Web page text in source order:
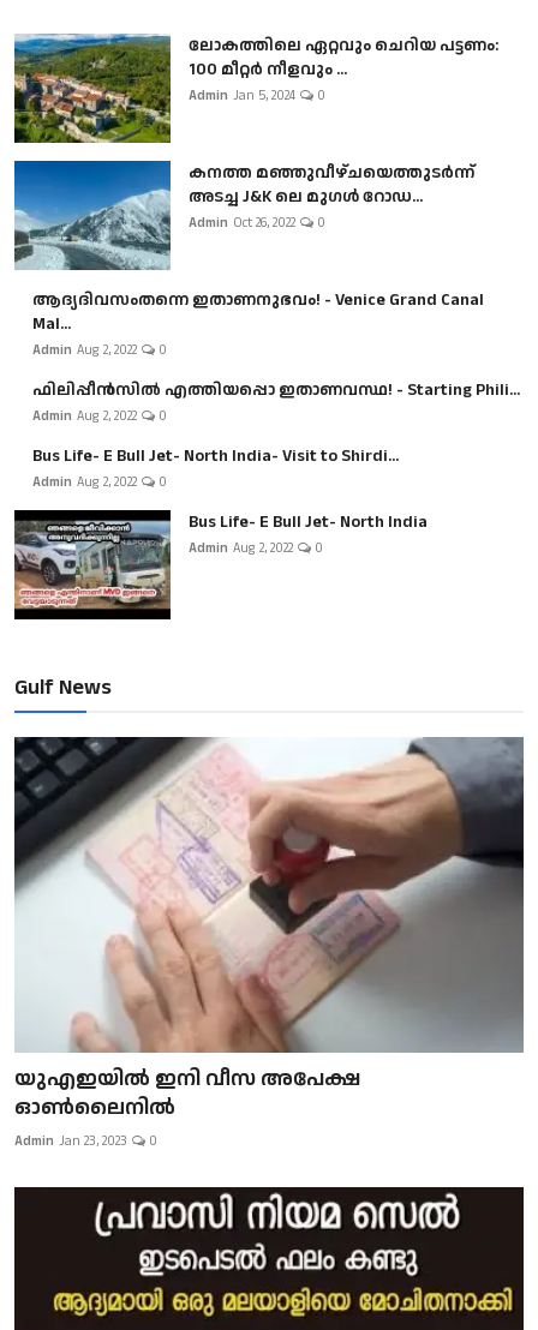
ലോകത്തിലെ ഏറ്റവും ചെറിയ പട്ടണം:
100 മീറ്റർ നീളവും ...
Admin Jan 5, 2024 0
കനത്ത മഞ്ഞുവീഴ്ചയെത്തുടർന്ന്
അടച്ച J&K ലെ മുഗൾ റോഡ...
Admin Oct 26, 2022 0
ആദ്യദിവസംതന്നെ ഇതാണനുഭവം! - Venice Grand Canal
Mal...
Admin Aug 2, 2022 0
ഫിലിപ്പീൻസിൽ എത്തിയപ്പൊ ഇതാണവസ്ഥ! - Starting Phili...
Admin Aug 2, 2022 0
Bus Life- E Bull Jet- North India- Visit to Shirdi...
Admin Aug 2, 2022 0
Bus Life- E Bull Jet- North India
Admin Aug 2, 2022 0
Gulf News
യുഎഇയിൽ ഇനി വീസ അപേക്ഷ
ഓൺലൈനിൽ
Admin Jan 23, 2023 0